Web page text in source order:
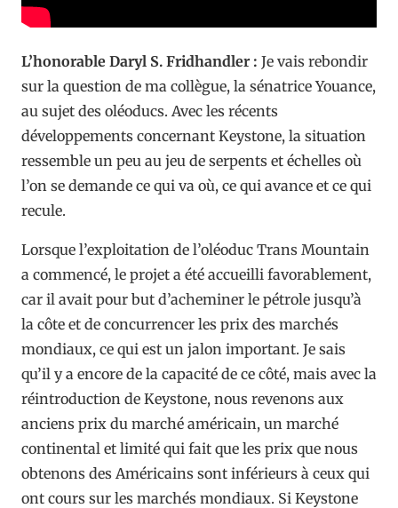
L’honorable Daryl S. Fridhandler : Je vais rebondir
sur la question de ma collègue, la sénatrice Youance,
au sujet des oléoducs. Avec les récents
développements concernant Keystone, la situation
ressemble un peu au jeu de serpents et échelles où
l’on se demande ce qui va où, ce qui avance et ce qui
recule.
Lorsque l’exploitation de l’oléoduc Trans Mountain
a commencé, le projet a été accueilli favorablement,
car il avait pour but d’acheminer le pétrole jusqu’à
la côte et de concurrencer les prix des marchés
mondiaux, ce qui est un jalon important. Je sais
qu’il y a encore de la capacité de ce côté, mais avec la
réintroduction de Keystone, nous revenons aux
anciens prix du marché américain, un marché
continental et limité qui fait que les prix que nous
obtenons des Américains sont inférieurs à ceux qui
ont cours sur les marchés mondiaux. Si Keystone